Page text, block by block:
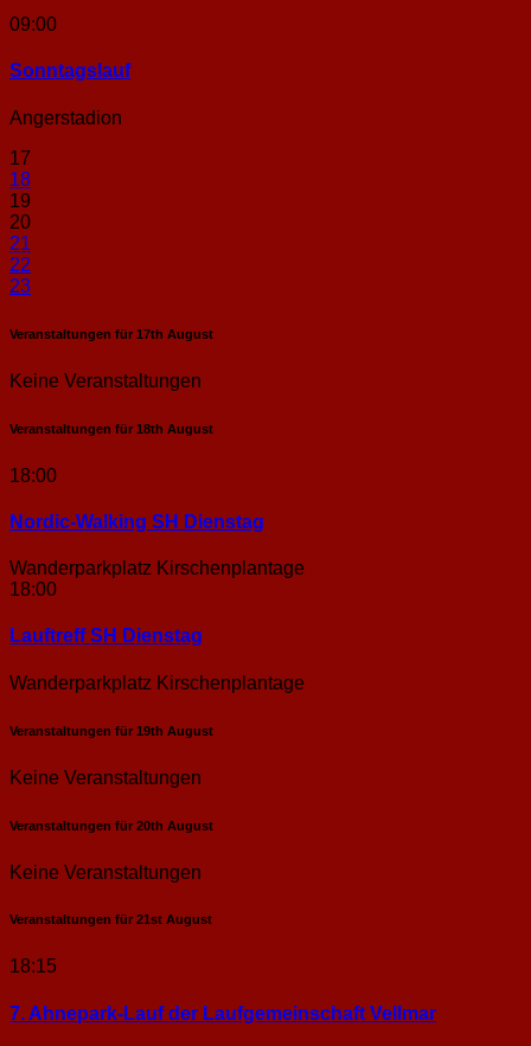
09:00
Sonntags­lauf
Angerstadion
17
18
19
20
21
22
23
Veranstaltungen für 17th August
Keine Veranstaltungen
Veranstaltungen für 18th August
18:00
Nordic-Walking SH Dienstag
Wanderparkplatz Kirschenplantage
18:00
Lauftreff SH Dienstag
Wanderparkplatz Kirschenplantage
Veranstaltungen für 19th August
Keine Veranstaltungen
Veranstaltungen für 20th August
Keine Veranstaltungen
Veranstaltungen für 21st August
18:15
7. Ahnepark-Lauf der Laufgemeinschaft Vellmar